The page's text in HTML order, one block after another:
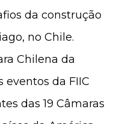
da construção
no Chile.
Chilena da
eventos da FIIC
das 19 Câmaras